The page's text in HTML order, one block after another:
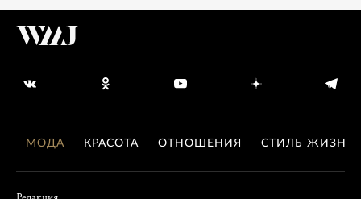
МОДА КРАСОТА ОТНОШЕНИЯ СТИЛЬ ЖИЗНИ